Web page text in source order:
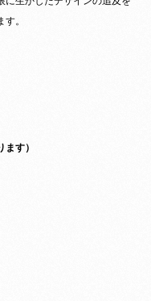
。
す）